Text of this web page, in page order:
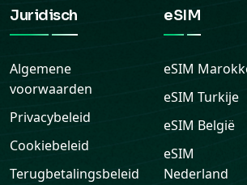
Juridisch
Algemene
voorwaarden
Privacybeleid
Cookiebeleid
Terugbetalingsbeleid
eSIM
eSIM
eSIM Turkije
eSIM België
eSIM
Nederland